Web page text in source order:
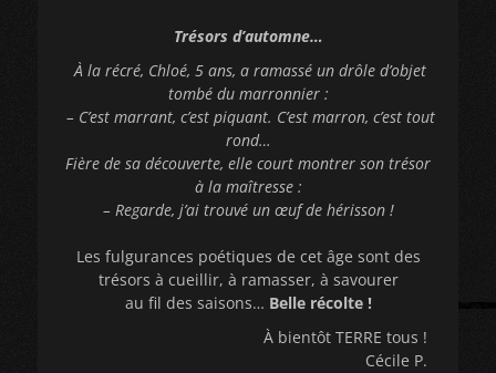
Trésors d’automne…
À la récré, Chloé, 5 ans, a ramassé un drôle d’objet
tombé du marronnier :
– C’est marrant, c’est piquant. C’est marron, c’est tout
rond…
Fière de sa découverte, elle court montrer son trésor
à la maîtresse :
– Regarde, j’ai trouvé un œuf de hérisson !
Les fulgurances poétiques de cet âge sont des
trésors à cueillir, à ramasser, à savourer
au fil des saisons… Belle récolte !
À bientôt TERRE tous !
Cécile P.